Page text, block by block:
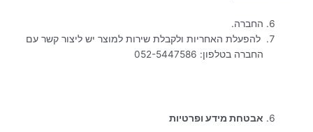
החברה.
להפעלת האחריות ולקבלת שירות למוצר יש ליצור קשר עם
החברה בטלפון: 052-5447586
אבטחת מידע ופרטיות